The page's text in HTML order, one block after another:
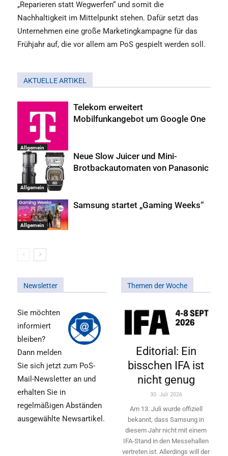
„Reparieren statt Wegwerfen“ und somit die
Nachhaltigkeit im Mittelpunkt stehen. Dafür setzt das
Unternehmen eine große Marketingkampagne für das
Frühjahr auf, die vor allem am PoS gespielt werden soll.
AKTUELLE ARTIKEL
Allgemein
Telekom erweitert
Mobilfunkangebot um Google One
Allgemein
Neue Slow Juicer und Mini-
Brotbackautomaten von Panasonic
Allgemein
Samsung startet „Gaming Weeks“
Newsletter
Sie möchten
informiert
bleiben?
Dann melden
Sie sich jetzt zum PoS-
Mail-Newsletter an und
erhalten Sie in
regelmäßigen Abständen
ausgewählte Newsartikel.
Themen der Woche
Editorial: Ein
bisschen IFA ist
nicht genug
30. Juli 2026
Am 13. Juli wurde offiziell
bekannt, dass Samsung in
diesem Jahr nicht mit einem
IFA-Stand in den Messehallen
vertreten ist. Allerdings will ­der